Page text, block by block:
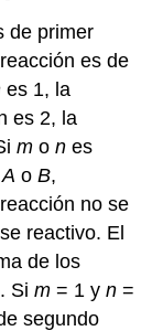
de primer
es de
es 1, la
es 2, la
m on es
A oB,
no se
reactivo. El
de los
Sim = 1 yn =
segundo